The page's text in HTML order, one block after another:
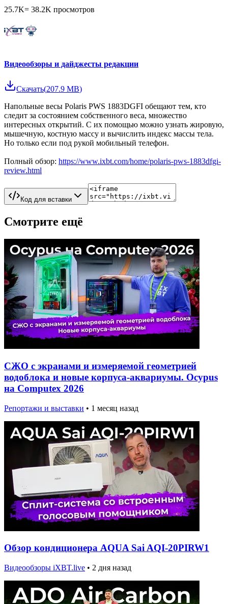
25.7K= 38.2K просмотров
Видеообзоры и дайджесты редакции
Скачать(207.9 MB)
Напольные весы Polaris PWS 1883DGFI обещают тем, кто
следит за состоянием собственного веса, множество
интересных открытий. С их помощью можно узнать жировую,
мышечную, костную массу и вычислить индекс массы тела.
Но только если под рукой мобильный телефон.
Полный обзор: https://www.ixbt.com/home/polaris-pws-1883dfgi-
review.html
Код для вставки
Смотрите ещё
СЖО с экранами и измеряемой геометрией
водоблока и новые корпуса-аквариумы. Ocypus
на Computex 2026
Репортажи и выставки • 1 месяц назад
Обзор кондиционера AQUA Sai AQI-20PIRW1
Видеообзоры iXBT.live • 2 дня назад